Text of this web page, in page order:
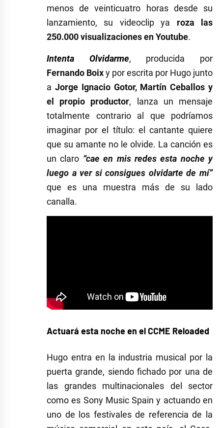
menos de veinticuatro horas desde su
lanzamiento, su videoclip ya roza las
250.000 visualizaciones en Youtube.
Intenta Olvidarme, producida por
Fernando Boixy por escrita por Hugo junto
a Jorge Ignacio Gotor, Martín Ceballos y
el propio productor, lanza un mensaje
totalmente contrario al que podríamos
imaginar por el título: el cantante quiere
que su amante no le olvide. La canción es
un claro “cae en mis redes esta noche y
luego a ver si consigues olvidarte de mí”
que es una muestra más de su lado
canalla.
Actuará esta noche en el CCME Reloaded
Hugo entra en la industria musical por la
puerta grande, siendo fichado por una de
las grandes multinacionales del sector
como es Sony Music Spain y actuando en
uno de los festivales de referencia de la